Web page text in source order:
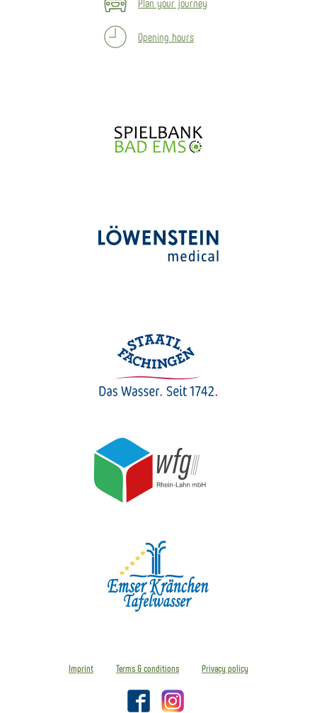
Opening hours
Imprint Terms & conditions Privacy policy
FacebookInstagram